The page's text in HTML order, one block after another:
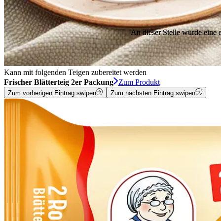
Kann mit folgenden Teigen zubereitet werden
Frischer Blätterteig 2er Packung
Zum Produkt
Zum vorherigen Eintrag swipen Zum nächsten Eintrag swipen
An dieser Stelle wurde eine
An dieser Stelle wurde eine